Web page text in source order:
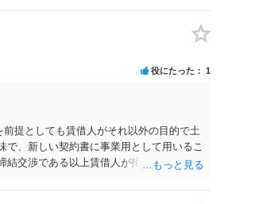
るお知り合いさんにとっても、自身の経
ます。
役にたった 1
提としても賃借人がそれ以外の目的で土
、新しい契約書に事業用として用いるこ
結交渉である以上賃借人が拒んだ場合には